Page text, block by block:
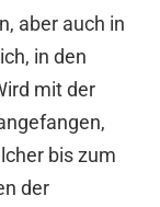
aber auch in
in den
mit der
bis zum
der